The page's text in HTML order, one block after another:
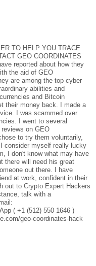
TO HELP YOU TRACE
GEO COORDINATES
reported about how they
the aid of GEO
are among the top cyber
abilities and
and Bitcoin
their money back. I made a
I was scammed over
I went to several
on GEO
to try them voluntarily,
consider myself really lucky
I don't know what may have
there will need his great
out there. I have
at work, confident in their
out to Crypto Expert Hackers
talk with a
( +1 (512) 550 1646 )
geo-coordinates-hack